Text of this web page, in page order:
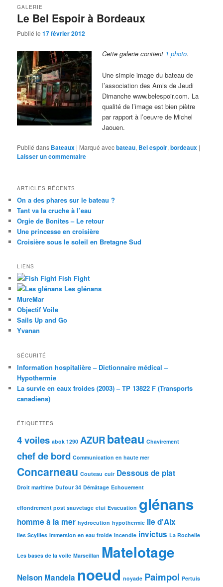
Le Bel Espoir à Bordeaux
GALERIE
Publié le17 février 2012
Cette galerie contient 1 photo.
Une simple image du bateau de
l’association des Amis de Jeudi
Dimanche www.belespoir.com. La
qualité de l’image est bien piètre
par rapport à l’oeuvre de Michel
Jaouen.
Publié dans Bateaux | Marqué avecbateau, Bel espoir,bordeaux |
Laisser un commentaire
ARTICLES RÉCENTS
On a des phares sur le bateau ?
Tant va la cruche à l’eau
Orgie de Bonites – Le retour
Une princesse en croisière
Croisière sous le soleil en Bretagne Sud
LIENS
Fish Fight
Les glénans
MureMar
Objectif Voile
Sails Up and Go
Yvanan
SÉCURITÉ
Information hospitalière – Dictionnaire médical –
Hypothermie
La survie en eaux froides (2003) – TP 13822 F (Transports
canadiens)
ÉTIQUETTES
4 voiles abok 1290 AZURbateau Chavirement
chef de bord Communication en haute mer
Concarneau Couteau cuir Dessous de plat
Droit maritime Dufour 34 Démâtage Echouement
effondrement post sauvetage etui Evacuation glénans
homme à la mer hydrocution hypothermie Ile d'Aix
Iles Scyllies Immersion en eau froide Incendie invictus La Rochelle
Les bases de la voile Marseillan Matelotage
Nelson Mandela noeud noyade Paimpol Pertuis